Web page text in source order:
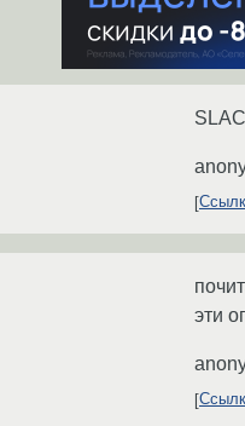
эти